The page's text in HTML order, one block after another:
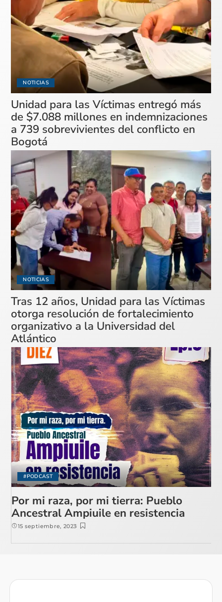
NOTICIAS
Unidad para las Víctimas entregó más
de $7.088 millones en indemnizaciones
a 739 sobrevivientes del conflicto en
Bogotá
NOTICIAS
Tras 12 años, Unidad para las Víctimas
otorga resolución de fortalecimiento
organizativo a la Universidad del
Atlántico
#PODCAST
Por mi raza, por mi tierra: Pueblo
Ancestral Ampiuile en resistencia
15 septiembre, 2023